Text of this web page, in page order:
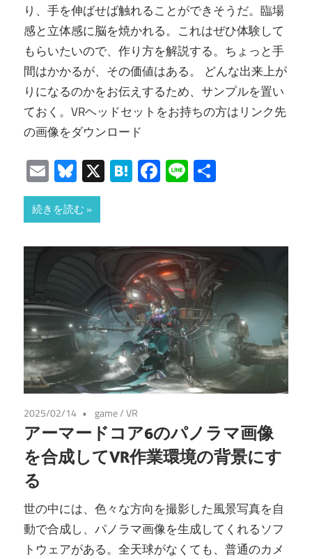
り、手を伸ばせば触れることができそうだ。臨場
感と立体感に脳を焼かれる。これはぜひ体験して
もらいたいので、作り方を解説する。ちょっと手
間はかかるが、その価値はある。 どんな出来上が
りになるのかをお伝えするため、サンプルを置い
ておく。VRヘッドセットをお持ちの方はリンク先
の画像をダウンロード
EmailBluesky
X Hatena
Facebook
Line
続きを読む
2025/02/14 game/VR
アーマードコア6のパノラマ画像
を合成してVR作業環境の背景にす
る
世の中には、色々な方向を撮影した風景写真を自
動で合成し、パノラマ画像を生成してくれるソフ
トウェアがある。全天球がなくても、普通のカメ